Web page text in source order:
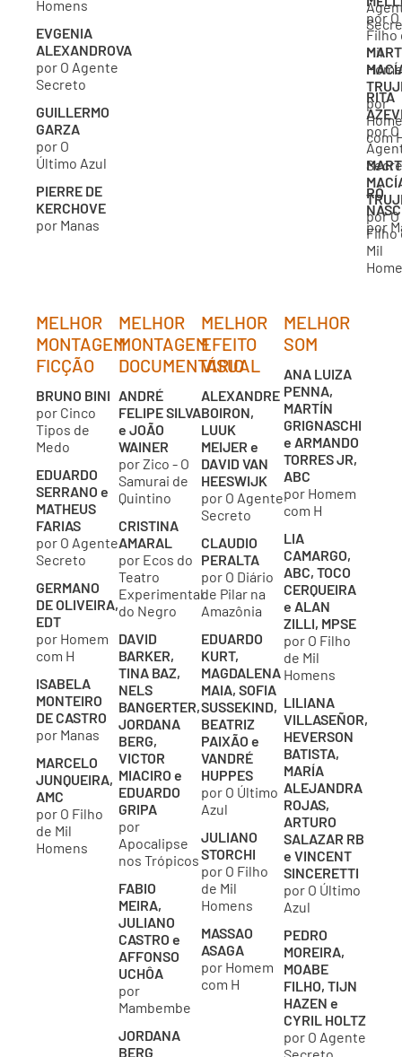
Homens
EVGENIA
ALEXANDROVA
por O Agente
Secreto
GUILLERMO
GARZA
por O
Último Azul
PIERRE DE
KERCHOVE
por Manas
por O
Filho
Mil
RITA
por O
RÔ
por
por
com
por O
Filho
Mil
MELHOR
MONTAGEM
FICÇÃO
BRUNO BINI
por Cinco
Tipos de
Medo
EDUARDO
SERRANO e
MATHEUS
FARIAS
por O Agente
Secreto
GERMANO
DE OLIVEIRA,
EDT
por Homem
com H
ISABELA
MONTEIRO
DE CASTRO
por Manas
MARCELO
JUNQUEIRA,
AMC
por O Filho
de Mil
Homens
MELHOR
MONTAGEM
DOCUMENTÁRIO
ANDRÉ
FELIPE SILVA
e JOÃO
WAINER
por Zico - O
Samurai de
Quintino
CRISTINA
AMARAL
por Ecos do
Teatro
Experimental
do Negro
DAVID
BARKER,
TINA BAZ,
NELS
BANGERTER,
JORDANA
BERG,
VICTOR
MIACIRO e
EDUARDO
GRIPA
por
Apocalipse
nos Trópicos
FABIO
MEIRA,
JULIANO
CASTRO e
AFFONSO
UCHÔA
por
Mambembe
JORDANA
BERG
MELHOR
EFEITO
VISUAL
ALEXANDRE
BOIRON,
LUUK
MEIJER e
DAVID VAN
HEESWIJK
por O Agente
Secreto
CLAUDIO
PERALTA
por O Diário
de Pilar na
Amazônia
EDUARDO
KURT,
MAGDALENA
MAIA, SOFIA
SUSSEKIND,
BEATRIZ
PAIXÃO e
VANDRÉ
HUPPES
por O Último
Azul
JULIANO
STORCHI
por O Filho
de Mil
Homens
MASSAO
ASAGA
por Homem
com H
MELHOR
SOM
ANA LUIZA
PENNA,
MARTÍN
GRIGNASCHI
e ARMANDO
TORRES JR,
ABC
por Homem
com H
LIA
CAMARGO,
ABC, TOCO
CERQUEIRA
e ALAN
ZILLI, MPSE
por O Filho
de Mil
Homens
LILIANA
VILLASEÑOR,
HEVERSON
BATISTA,
MARÍA
ALEJANDRA
ROJAS,
ARTURO
SALAZAR RB
e VINCENT
SINCERETTI
por O Último
Azul
PEDRO
MOREIRA,
MOABE
FILHO, TIJN
HAZEN e
CYRIL HOLTZ
por O Agente